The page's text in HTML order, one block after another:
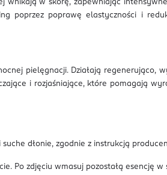
wnikają w skórę, zapewniając
poprzez poprawę elastyczności i
pielęgnacji. Działają regenerująco,
i rozjaśniające, które pomagają
dłonie, zgodnie z instrukcją
Po zdjęciu wmasuj pozostałą esencję w